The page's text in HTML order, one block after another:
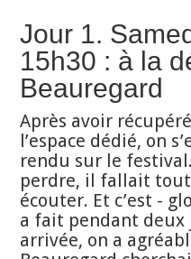
Jour 1.
15h30 : à la
Beauregard
Après avoir
l’espace dédié, on
rendu sur le
perdre, il fallait
écouter. Et c’est -
a fait pendant deux
arrivée, on a